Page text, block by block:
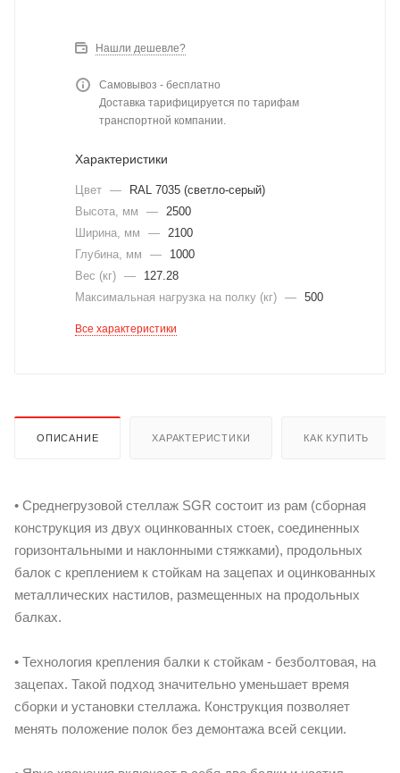
Нашли дешевле?
Самовывоз - бесплатно
Доставка тарифицируется по тарифам
транспортной компании.
Характеристики
Цвет —
RAL 7035 (светло-серый)
Высота, мм
— 2500
Ширина, мм
— 2100
Глубина, мм
—
1000
Вес (кг) —
127.28
Максимальная нагрузка на полку (кг) — 500
Все характеристики
ОПИСАНИЕ ХАРАКТЕРИСТИКИ КАК КУПИТЬ
• Среднегрузовой стеллаж SGR состоит из рам (сборная
конструкция из двух оцинкованных стоек, соединенных
горизонтальными и наклонными стяжками), продольных
балок с креплением к стойкам на зацепах и оцинкованных
металлических настилов, размещенных на продольных
балках.
• Технология крепления балки к стойкам - безболтовая, на
зацепах. Такой подход значительно уменьшает время
сборки и установки стеллажа. Конструкция позволяет
менять положение полок без демонтажа всей секции.